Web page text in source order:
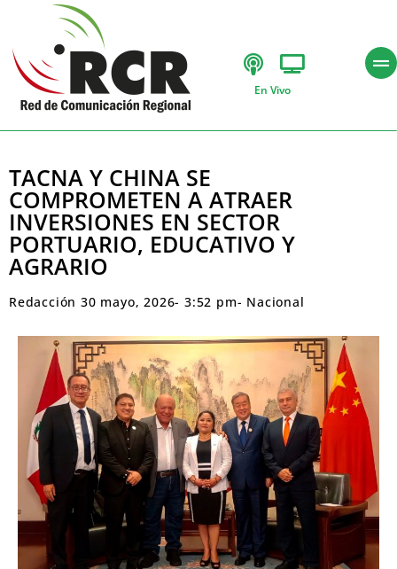
En Vivo
TACNA Y CHINA SE
COMPROMETEN A ATRAER
INVERSIONES EN SECTOR
PORTUARIO, EDUCATIVO Y
AGRARIO
Redacción 30 mayo, 2026- 3:52 pm- Nacional